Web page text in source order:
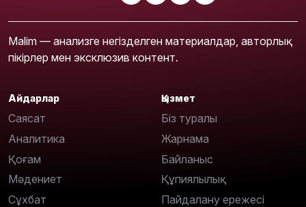
Malim — анализге негізделген материалдар, авторлық
пікірлер мен эксклюзив контент.
Айдарлар
Саясат
Аналитика
Қоғам
Мәдениет
Сұхбат
Қызмет
Біз туралы
Жарнама
Байланыс
Құпиялылық
Пайдалану ережесі